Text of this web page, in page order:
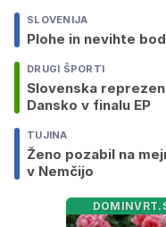
SLOVENIJA
Plohe in nevihte
DRUGI ŠPORTI
Slovenska
Dansko v finalu EP
TUJINA
Ženo pozabil na
v Nemčijo